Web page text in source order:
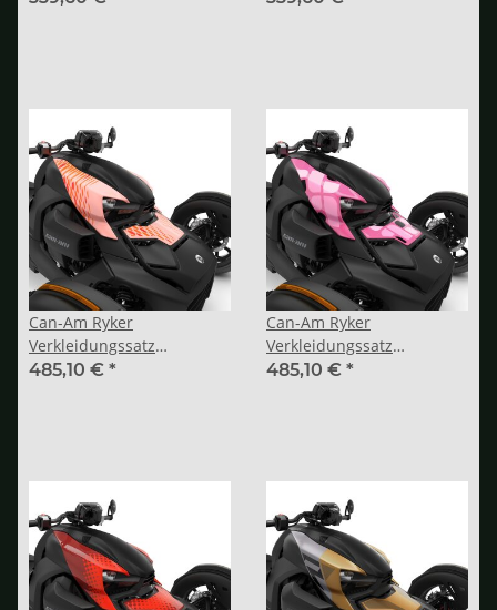
Can-Am Ryker
Verkleidungssatz
„Exclusive“ Peachy Frenzy
485,10 € *
Can-Am Ryker
Verkleidungssatz
„Exclusive“ Cotton Candy
485,10 € *